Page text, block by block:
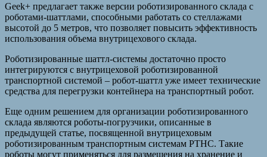
Geek+ предлагает также версии роботизированного склада с
роботами-шаттлами, способными работать со стеллажами
высотой до 5 метров, что позволяет повысить эффективность
использования объема внутрицехового склада.
Роботизированные шаттл-системы достаточно просто
интегрируются с внутрицеховой роботизированной
транспортной системой – робот-шаттл уже имеет технические
средства для перегрузки контейнера на транспортный робот.
Еще одним решением для организации роботизированного
склада являются роботы-погрузчики, описанные в
предыдущей статье, посвященной внутрицеховым
роботизированным транспортным системам РТНС. Такие
роботы могут применяться для размещения на хранение и